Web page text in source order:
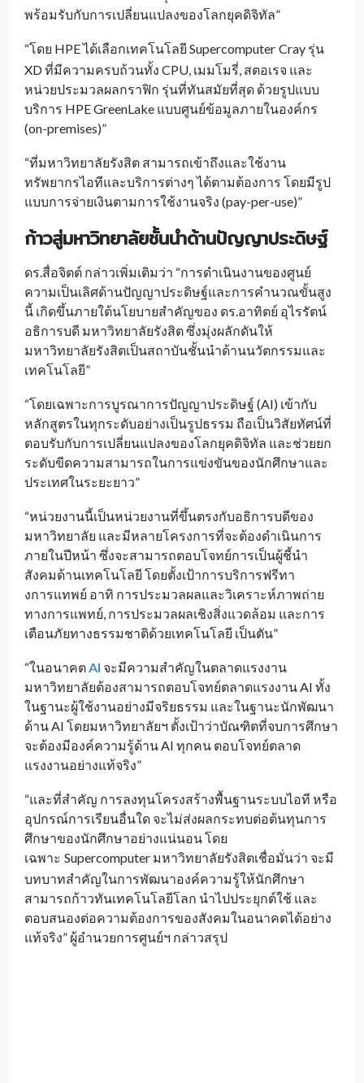
พร้อมรับกับการเปลี่ยนแปลงของโลกยุคดิจิทัล”
“โดย HPE ได้เลือกเทคโนโลยี Supercomputer Cray รุ่น
XD ที่มีความครบถ้วนทั้ง CPU, เมมโมรี่, สตอเรจ และ
หน่วยประมวลผลกราฟิก รุ่นที่ทันสมัยที่สุด ด้วยรูปแบบ
บริการ HPE GreenLake แบบศูนย์ข้อมูลภายในองค์กร
(on-premises)”
“ที่มหาวิทยาลัยรังสิต สามารถเข้าถึงและใช้งาน
ทรัพยากรไอทีและบริการต่างๆ ได้ตามต้องการ โดยมีรูป
แบบการจ่ายเงินตามการใช้งานจริง (pay-per-use)”
ก้าวสู่มหาวิทยาลัยชั้นนำด้านปัญญาประดิษฐ์​
ดร.สื่อจิตต์ กล่าวเพิ่มเติมว่า “การดำเนินงานของศูนย์
ความเป็นเลิศด้านปัญญาประดิษฐ์และการคำนวณขั้นสูง
นี้ เกิดขึ้นภายใต้นโยบายสำคัญของ ดร.อาทิตย์ อุไรรัตน์
อธิการบดี มหาวิทยาลัยรังสิต ซึ่งมุ่งผลักดันให้
มหาวิทยาลัยรังสิตเป็นสถาบันชั้นนำด้านนวัตกรรมและ
เทคโนโลยี”
“โดยเฉพาะการบูรณาการปัญญาประดิษฐ์ (AI) เข้ากับ
หลักสูตรในทุกระดับอย่างเป็นรูปธรรม ถือเป็นวิสัยทัศน์ที่
ตอบรับกับการเปลี่ยนแปลงของโลกยุคดิจิทัล และช่วยยก
ระดับขีดความสามารถในการแข่งขันของนักศึกษาและ
ประเทศในระยะยาว”
“หน่วยงานนี้เป็นหน่วยงานที่ขึ้นตรงกับอธิการบดีของ
มหาวิทยาลัย และมีหลายโครงการที่จะต้องดำเนินการ
ภายในปีหน้า ซึ่งจะสามารถตอบโจทย์การเป็นผู้ชี้นำ
สังคมด้านเทคโนโลยี โดยตั้งเป้าการบริการฟรีทา
งการแทพย์ อาทิ การประมวลผลและวิเคราะห์ภาพถ่าย
ทางการแพทย์, การประมวลผลเชิงสิ่งแวดล้อม และการ
เตือนภัยทางธรรมชาติด้วยเทคโนโลยี เป็นตัน”
“ในอนาคต AI จะมีความสำคัญในตลาดแรงงาน
มหาวิทยาลัยต้องสามารถตอบโจทย์ตลาดแรงงาน AI ทั้ง
ในฐานะผู้ใช้งานอย่างมีจริยธรรม และในฐานะนักพัฒนา
ด้าน AI โดยมหาวิทยาลัยฯ ตั้งเป้าว่าบัณฑิตที่จบการศึกษา
จะต้องมีองค์ความรู้ด้าน AI ทุกคน ตอบโจทย์ตลาด
แรงงานอย่างแท้จริง”
“และที่สำคัญ การลงทุนโครงสร้างพื้นฐานระบบไอที หรือ
อุปกรณ์การเรียนอื่นใด จะไม่ส่งผลกระทบต่อต้นทุนการ
ศึกษาของนักศึกษาอย่างแน่นอน โดย
เฉพาะ Supercomputer มหาวิทยาลัยรังสิตเชื่อมั่นว่า จะมี
บทบาทสำคัญในการพัฒนาองค์ความรู้ให้นักศึกษา
สามารถก้าวทันเทคโนโลยีโลก นำไปประยุกต์ใช้ และ
ตอบสนองต่อความต้องการของสังคมในอนาคตได้อย่าง
แท้จริง” ผู้อำนวยการศูนย์ฯ กล่าวสรุป